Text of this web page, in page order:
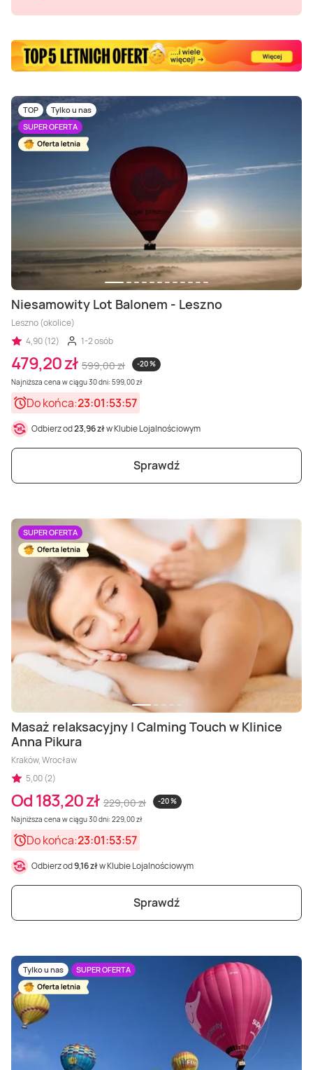
TOP
Tylko u nas
SUPER OFERTA
Niesamowity Lot Balonem - Leszno
Leszno (okolice)
4,90 (12)
1-2 osób
479,20 zł 599,00 zł
-20 %
Najniższa cena w ciągu 30 dni: 599,00 zł
Do końca:23:01:53:56
Odbierz od23,96 złw Klubie Lojalnościowym
Sprawdź
SUPER OFERTA
Masaż relaksacyjny | Calming Touch w Klinice
Anna Pikura
Kraków, Wrocław
5,00 (2)
Od 183,20 zł 229,00 zł
-20 %
Najniższa cena w ciągu 30 dni: 229,00 zł
Do końca:23:01:53:56
Odbierz od9,16 złw Klubie Lojalnościowym
Sprawdź
Tylko u nas SUPER OFERTA